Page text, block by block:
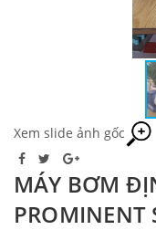
Xem slide ảnh gốc
MÁY BƠM